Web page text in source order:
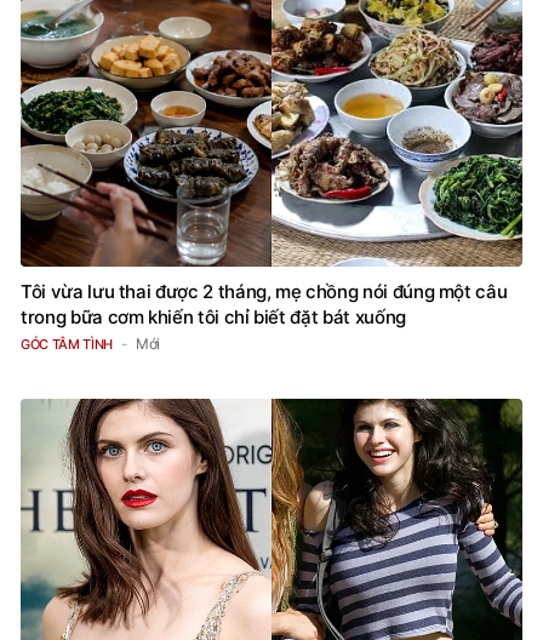
Tôi vừa lưu thai được 2 tháng, mẹ chồng nói đúng một câu
trong bữa cơm khiến tôi chỉ biết đặt bát xuống
GÓC TÂM TÌNH Mới